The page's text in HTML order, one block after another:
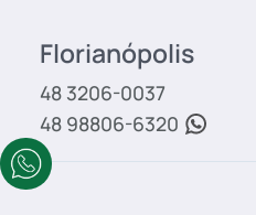
Florianópolis
48 3206-0037
48 98806-6320